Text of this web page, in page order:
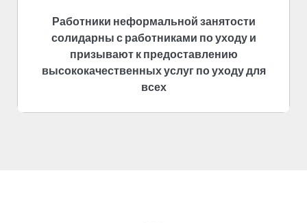
Работники неформальной занятости
солидарны с работниками по уходу и
призывают к предоставлению
высококачественных услуг по уходу для
всех